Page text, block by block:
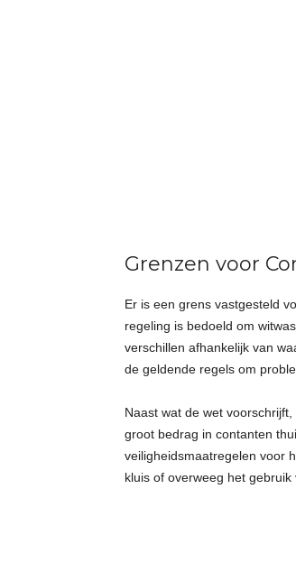
Grenzen voor
Er is een grens vastgesteld
regeling is bedoeld om
verschillen afhankelijk van
de geldende regels om
Naast wat de wet
groot bedrag in contanten
veiligheidsmaatregelen voor
kluis of overweeg het